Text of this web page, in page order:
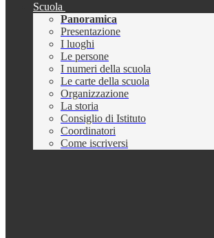
Scuola
Panoramica
Presentazione
I luoghi
Le persone
I numeri della scuola
Le carte della scuola
Organizzazione
La storia
Consiglio di Istituto
Coordinatori
Come iscriversi